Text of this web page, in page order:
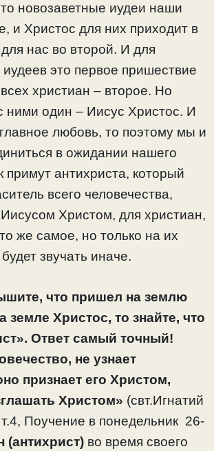
новозаветные иудеи наши
и Христос для них приходит в
нас во второй. И для
это первое пришествие
христиан – второе. Но
ними один – Иисус Христос. И
любовь, то поэтому мы и
в ожидании нашего
примут антихриста, который
всего человечества,
Христом, для христиан,
же самое, но только на их
звучать иначе.
что пришел на землю
земле Христос, то знайте, что
Ответ самый точный!
не узнает
признает его Христом,
Христом» (свт.Игнатий
Поучение в понедельник 26-
(антихрист) во время своего